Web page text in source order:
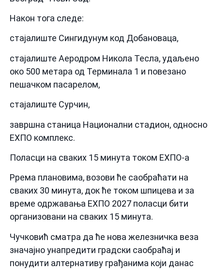
Након тога следе:
стајалиште Сингидунум код Добановаца,
стајалиште Аеродром Никола Тесла, удаљено
око 500 метара од Терминала 1 и повезано
пешачком пасарелом,
стајалиште Сурчин,
завршна станица Национални стадион, односно
ЕXПО комплекс.
Поласци на сваких 15 минута током ЕXПО-а
Pрема плановима, возови ће саобраћати на
сваких 30 минута, док ће током шпицева и за
време одржавања ЕXПО 2027 поласци бити
организовани на сваких 15 минута.
Чучковић сматра да ће нова железничка веза
значајно унапредити градски саобраћај и
понудити алтернативу грађанима који данас